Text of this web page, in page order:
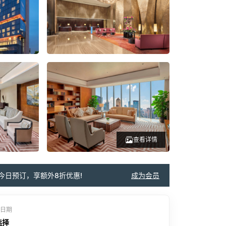
查看详情
日预订，享额外8折优惠! 成为会员
期
择